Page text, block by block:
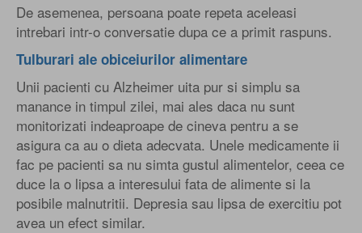
De asemenea, persoana poate repeta aceleasi
intrebari intr-o conversatie dupa ce a primit raspuns.
Tulburari ale obiceiurilor alimentare
Unii pacienti cu Alzheimer uita pur si simplu sa
manance in timpul zilei, mai ales daca nu sunt
monitorizati indeaproape de cineva pentru a se
asigura ca au o dieta adecvata. Unele medicamente ii
fac pe pacienti sa nu simta gustul alimentelor, ceea ce
duce la o lipsa a interesului fata de alimente si la
posibile malnutritii. Depresia sau lipsa de exercitiu pot
avea un efect similar.